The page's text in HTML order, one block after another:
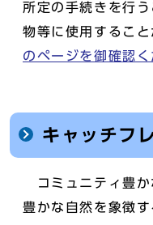
所定の手続きを行
物等に使用すること
のページを御確認く
キャッチフ
コミュニティ豊か
豊かな自然を象徴